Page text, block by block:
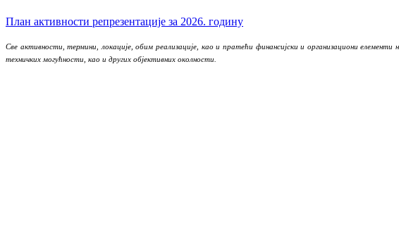
План активности репрезентације за 2026. годину
Све активности, термини, локације, обим реализације, као и пратећи финансијски и организациони
техничких могућности, као и других објективних околности.